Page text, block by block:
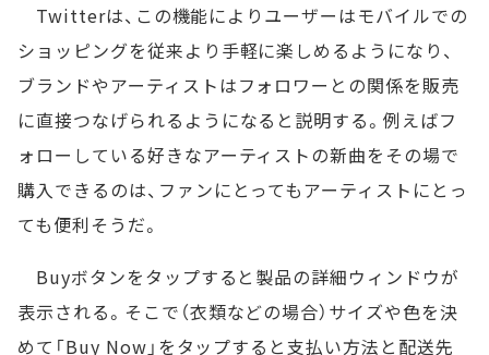
Twitterは、この機能によりユーザーはモバイルでの
ショッピングを従来より手軽に楽しめるようになり、
ブランドやアーティストはフォロワーとの関係を販売
に直接つなげられるようになると説明する。例えばフ
ォローしている好きなアーティストの新曲をその場で
購入できるのは、ファンにとってもアーティストにとっ
ても便利そうだ。
Buyボタンをタップすると製品の詳細ウィンドウが
表示される。そこで（衣類などの場合）サイズや色を決
めて「Buy Now」をタップすると支払い方法と配送先